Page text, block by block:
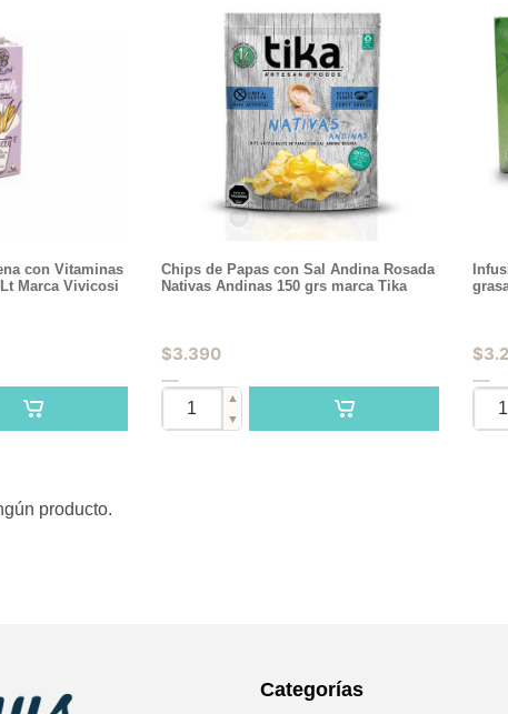
con Vitaminas
Marca Vivicosi
Chips de Papas con Sal Andina Rosada
Nativas Andinas 150 grs marca Tika
$3.390
▲
▼
$
producto.
Categorías